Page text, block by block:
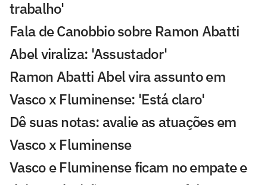
trabalho'
Fala de Canobbio sobre Ramon Abatti
Abel viraliza: 'Assustador'
Ramon Abatti Abel vira assunto em
Vasco x Fluminense: 'Está claro'
Dê suas notas: avalie as atuações em
Vasco x Fluminense
Vasco e Fluminense ficam no empate e